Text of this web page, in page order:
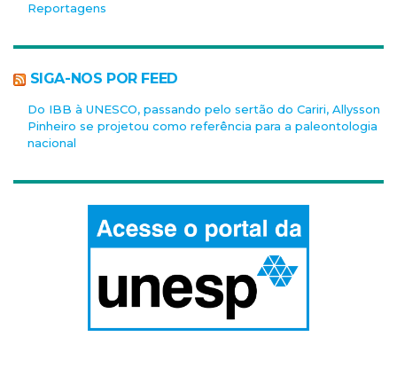
Reportagens
SIGA-NOS POR FEED
Do IBB à UNESCO, passando pelo sertão do Cariri, Allysson
Pinheiro se projetou como referência para a paleontologia
nacional